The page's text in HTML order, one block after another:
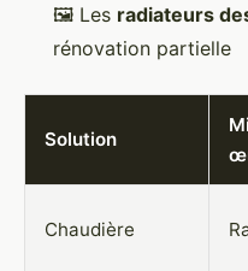
🖼️ Les radiateurs
rénovation partielle
Solution
Chaudière